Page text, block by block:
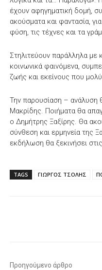
έχουν αφηγηματική δομή,
ακούσματα και φαντασία,
φύση, τις τέχνες και τα
Στηλιτεύουν παράλληλα με
κοινωνικά φαινόμενα,
ζωής και εκείνους που
Την παρουσίαση – ανάλυση
Μακρίδης. Ποιήματα θα
ο Δημήτρης Ξαξίρης. Θα
σύνθεση και ερμηνεία της
εκδήλωση θα ξεκινήσει
TAGS ΓΙΩΡΓΟΣ ΤΣΟΛΗΣ
Προηγούμενο άρθρο